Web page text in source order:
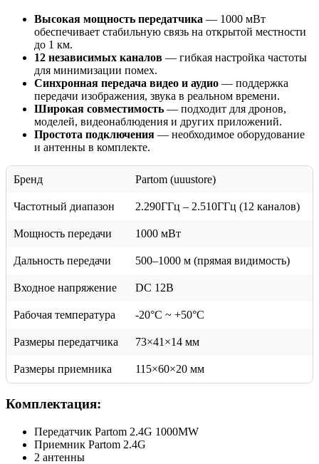
Высокая мощность передатчика — 1000 мВт
обеспечивает стабильную связь на открытой местности
до 1 км.
12 независимых каналов — гибкая настройка частоты
для минимизации помех.
Синхронная передача видео и аудио — поддержка
передачи изображения, звука в реальном времени.
Широкая совместимость — подходит для дронов,
моделей, видеонаблюдения и других приложений.
Простота подключения — необходимое оборудование
и антенны в комплекте.
Бренд Partom (uuustore)
Частотный диапазон 2.290ГГц – 2.510ГГц (12 каналов)
Мощность передачи 1000 мВт
Дальность передачи 500–1000 м (прямая видимость)
Входное напряжение DC 12В
Рабочая температура -20°C ~ +50°C
Размеры передатчика 73×41×14 мм
Размеры приемника 115×60×20 мм
Комплектация:
Передатчик Partom 2.4G 1000MW
Приемник Partom 2.4G
2 антенны